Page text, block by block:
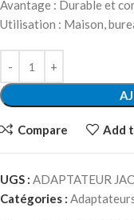
Avantage : Durable et
Utilisation : Maison,
Compare Add
UGS : ADAPTATEUR
Catégories :